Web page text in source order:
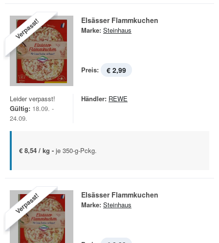
Verpasst! Elsässer Flammkuchen
Marke: Steinhaus
Preis: € 2,99
Leider verpasst!
Gültig: 18.09. -
24.09.
Händler: REWE
€ 8,54 / kg - je 350-g-Pckg.
Verpasst! Elsässer Flammkuchen
Marke: Steinhaus